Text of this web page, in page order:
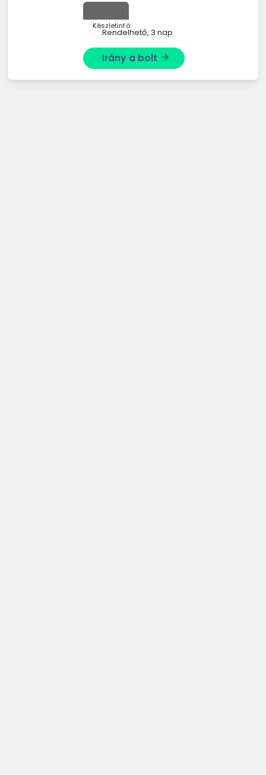
Készletinfó:
Rendelhető, 3 nap
Irány a bolt arrow_forward